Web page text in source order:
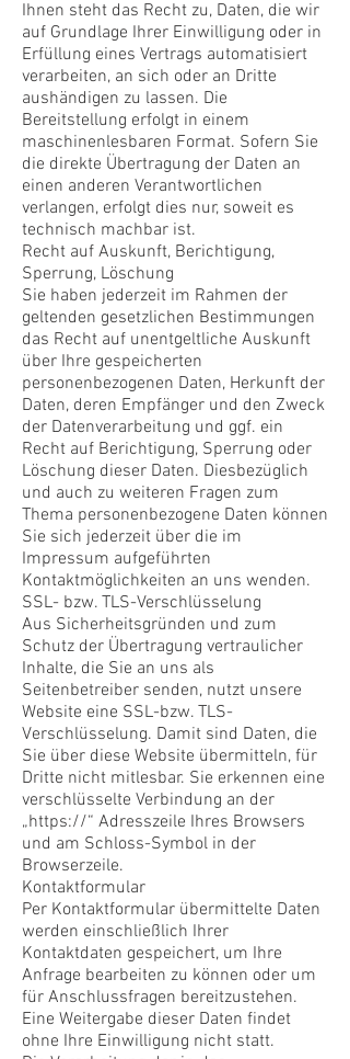
Ihnen steht das Recht zu, Daten, die wir
auf Grundlage Ihrer Einwilligung oder in
Erfüllung eines Vertrags automatisiert
verarbeiten, an sich oder an Dritte
aushändigen zu lassen. Die
Bereitstellung erfolgt in einem
maschinenlesbaren Format. Sofern Sie
die direkte Übertragung der Daten an
einen anderen Verantwortlichen
verlangen, erfolgt dies nur, soweit es
technisch machbar ist.
Recht auf Auskunft, Berichtigung,
Sperrung, Löschung
Sie haben jederzeit im Rahmen der
geltenden gesetzlichen Bestimmungen
das Recht auf unentgeltliche Auskunft
über Ihre gespeicherten
personenbezogenen Daten, Herkunft der
Daten, deren Empfänger und den Zweck
der Datenverarbeitung und ggf. ein
Recht auf Berichtigung, Sperrung oder
Löschung dieser Daten. Diesbezüglich
und auch zu weiteren Fragen zum
Thema personenbezogene Daten können
Sie sich jederzeit über die im
Impressum aufgeführten
Kontaktmöglichkeiten an uns wenden.
SSL- bzw. TLS-Verschlüsselung
Aus Sicherheitsgründen und zum
Schutz der Übertragung vertraulicher
Inhalte, die Sie an uns als
Seitenbetreiber senden, nutzt unsere
Website eine SSL-bzw. TLS-
Verschlüsselung. Damit sind Daten, die
Sie über diese Website übermitteln, für
Dritte nicht mitlesbar. Sie erkennen eine
verschlüsselte Verbindung an der
„https://“ Adresszeile Ihres Browsers
und am Schloss-Symbol in der
Browserzeile.
Kontaktformular
Per Kontaktformular übermittelte Daten
werden einschließlich Ihrer
Kontaktdaten gespeichert, um Ihre
Anfrage bearbeiten zu können oder um
für Anschlussfragen bereitzustehen.
Eine Weitergabe dieser Daten findet
ohne Ihre Einwilligung nicht statt.